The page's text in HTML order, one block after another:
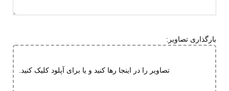
لاستیک هامتو
ویژگی های زیره
کاهش فشارهای وارده
بارگذاری تصاویر:
تصاویر را در اینجا رها کنید و یا برای آپلود کلیک کنید.